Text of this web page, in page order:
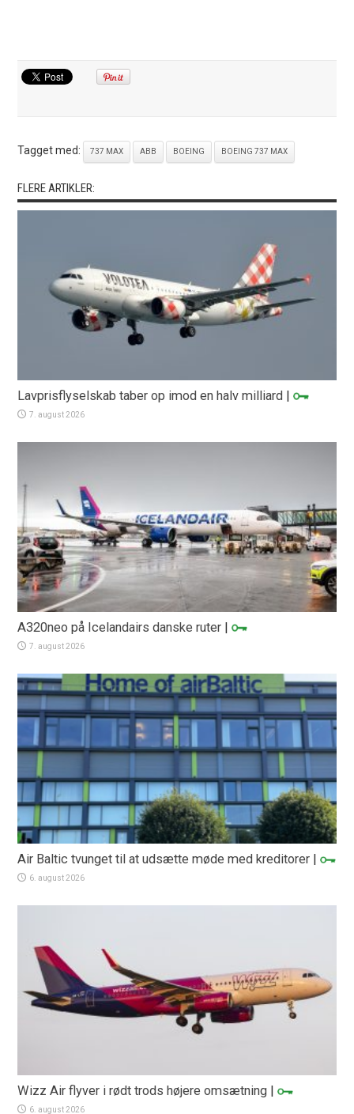
Tagget med: 737 MAX ABB BOEING BOEING 737 MAX
FLERE ARTIKLER:
Lavprisflyselskab taber op imod en halv milliard |
7. august 2026
A320neo på Icelandairs danske ruter |
7. august 2026
Air Baltic tvunget til at udsætte møde med kreditorer |
6. august 2026
Wizz Air flyver i rødt trods højere omsætning |
6. august 2026